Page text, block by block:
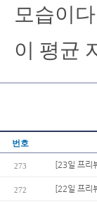
모습이
이 평균
번호
273 [23일 프리
272 [22일 프리